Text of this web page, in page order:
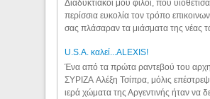
Διαδυκτιακοί μου φίλοι, που
περίσσια ευκολία τον τρόπο
σας πλάσαραν τα μιάσματα της νέας
U.S.A. καλεί...ALEXIS!
Ένα από τα πρώτα ραντεβού του
ΣΥΡΙΖΑ Αλέξη Τσίπρα, μόλις
ιερά χώματα της Αργεντινής ήταν να